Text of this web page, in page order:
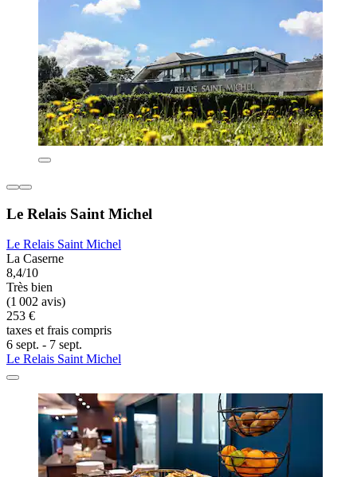
Le Relais Saint Michel
Le Relais Saint Michel
La Caserne
8,4/10
Très bien
(1 002 avis)
253 €
taxes et frais compris
6 sept. - 7 sept.
Le Relais Saint Michel